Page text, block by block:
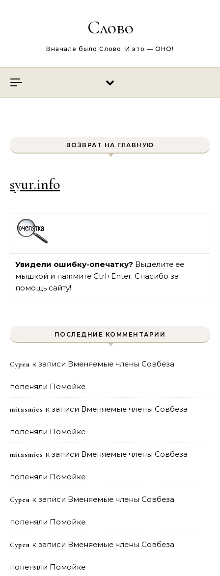
Слово
Вначале было Слово. И это — ОНО!
ВОЗВРАТ НА ГЛАВНУЮ
syur.info
Увидели ошибку-опечатку? Выделите ее
мышкой и нажмите Ctrl+Enter. Спасибо за
помощь сайту!
ПОСЛЕДНИЕ КОММЕНТАРИИ
Сурен к записи Вменяемые члены Совбеза
попеняли Помойке
mitasmies к записи Вменяемые члены Совбеза
попеняли Помойке
mitasmies к записи Вменяемые члены Совбеза
попеняли Помойке
Сурен к записи Вменяемые члены Совбеза
попеняли Помойке
Сурен к записи Вменяемые члены Совбеза
попеняли Помойке